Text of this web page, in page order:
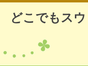
どこでもス